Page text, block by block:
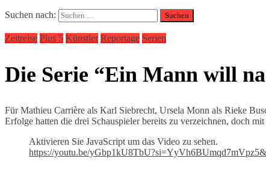
Suchen nach:
Zeitreise Plus 5 Künstler Reportage Serien
Die Serie “Ein Mann will
Für Mathieu Carrière als Karl Siebrecht, Ursela Monn als Rieke
Erfolge hatten die drei Schauspieler bereits zu verzeichnen, doch
Aktivieren Sie JavaScript um das Video zu sehen.
https://youtu.be/